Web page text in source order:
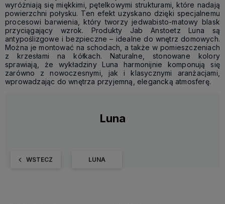
wyróżniają się miękkimi, pętelkowymi strukturami, które nadają
powierzchni połysku. Ten efekt uzyskano dzięki specjalnemu
procesowi barwienia, który tworzy jedwabisto-matowy blask
przyciągający wzrok. Produkty Jab Anstoetz Luna są
antypoślizgowe i bezpieczne – idealne do wnętrz domowych.
Można je montować na schodach, a także w pomieszczeniach
z krzesłami na kółkach. Naturalne, stonowane kolory
sprawiają, że wykładziny Luna harmonijnie komponują się
zarówno z nowoczesnymi, jak i klasycznymi aranżacjami,
wprowadzając do wnętrza przyjemną, elegancką atmosferę.
Luna
WSTECZ LUNA